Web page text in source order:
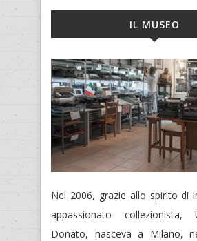
IL MUSEO
Nel 2006, grazie allo spirito di
appassionato collezionista,
Donato, nasceva a Milano,